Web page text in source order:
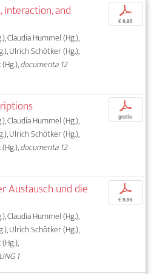
Interaction, and
Claudia Hummel (Hg.),
Ulrich Schötker (Hg.),
documenta 12
p
€ 9,95
Claudia Hummel (Hg.),
Ulrich Schötker (Hg.),
documenta 12
p
gratis
Austausch und die
Claudia Hummel (Hg.),
Ulrich Schötker (Hg.),
1
p
€ 9,95